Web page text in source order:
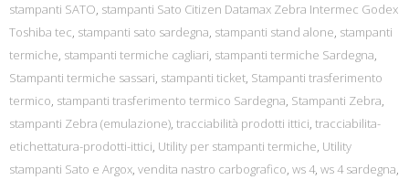
stampanti SATO, stampanti Sato Citizen Datamax Zebra Intermec Godex
Toshiba tec, stampanti sato sardegna, stampanti stand alone, stampanti
termiche, stampanti termiche cagliari, stampanti termiche Sardegna,
Stampanti termiche sassari, stampanti ticket, Stampanti trasferimento
termico, stampanti trasferimento termico Sardegna, Stampanti Zebra,
stampanti Zebra (emulazione), tracciabilità prodotti ittici, tracciabilita-
etichettatura-prodotti-ittici, Utility per stampanti termiche, Utility
stampanti Sato e Argox, vendita nastro carbografico, ws 4, ws 4 sardegna,